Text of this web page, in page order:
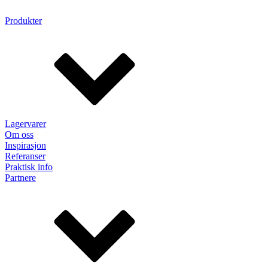
Produkter
Lagervarer
Om oss
Inspirasjon
Referanser
Praktisk info
Partnere